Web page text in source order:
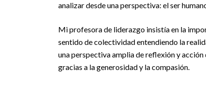
analizar desde una perspectiva: el ser
Mi profesora de liderazgo insistía en la
sentido de colectividad entendiendo la
una perspectiva amplia de reflexión y
gracias a la generosidad y la compasión.